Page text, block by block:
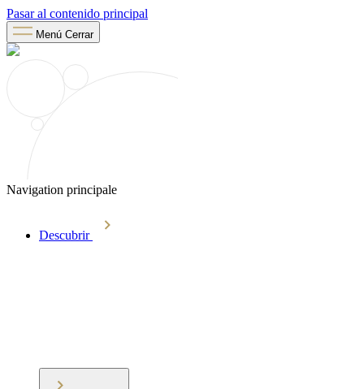
Pasar al contenido principal
Menú Cerrar
Navigation principale
Descubrir